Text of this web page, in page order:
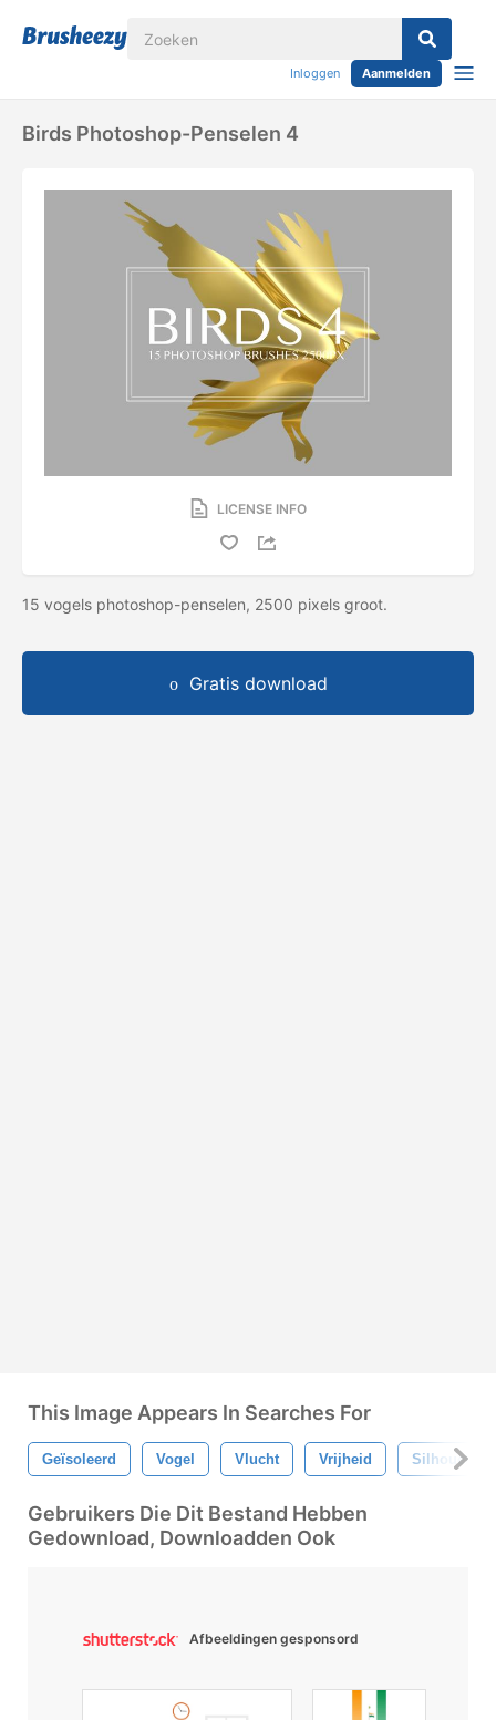
Inloggen Aanmelden
Birds Photoshop-Penselen 4
LICENSE INFO
15 vogels photoshop-penselen, 2500 pixels groot.
Gratis download
This Image Appears In Searches For
Geïsoleerd Vogel Vlucht Vrijheid Silhouet
Gebruikers Die Dit Bestand Hebben
Gedownload, Downloadden Ook
Afbeeldingen gesponsord